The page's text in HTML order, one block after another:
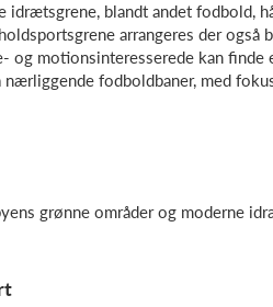
blandt andet fodbold,
arrangeres der
og motionsinteresserede kan finde
fodboldbaner, med
grønne områder og moderne